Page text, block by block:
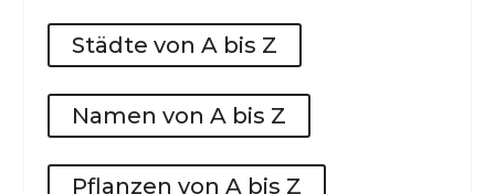
Städte von A bis Z
Namen von A bis Z
Pflanzen von A bis Z